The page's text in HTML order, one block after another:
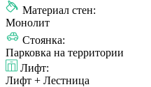
Материал стен:
Монолит
Стоянка:
Парковка на территории
Лифт:
Лифт + Лестница